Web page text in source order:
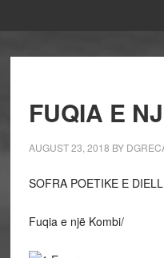
FUQIA E
AUGUST 23, 2018 BY
SOFRA POETIKE E
Fuqia e një Kombi/